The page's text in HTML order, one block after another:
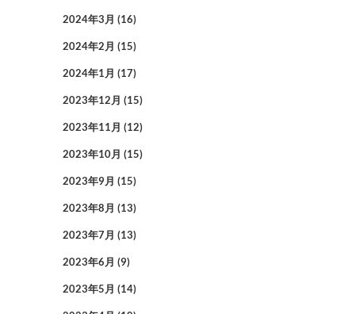
2024年3月 (16)
2024年2月 (15)
2024年1月 (17)
2023年12月 (15)
2023年11月 (12)
2023年10月 (15)
2023年9月 (15)
2023年8月 (13)
2023年7月 (13)
2023年6月 (9)
2023年5月 (14)